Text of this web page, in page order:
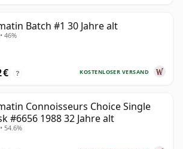
Batch #1 30 Jahre alt
46%
KOSTENLOSER VERSAND
€ ?
Connoisseurs Choice Single
#6656 1988 32 Jahre alt
54.6%